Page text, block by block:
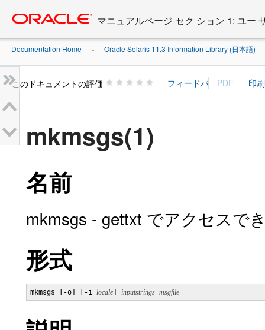
content
マニュアルページ セク ション 1: ユー
Documentation Home » Oracle Solaris 11.3 Information Library (日本語)
このドキュメントの評価
mkmsgs(1)
名前
mkmsgs - gettxt でアクセスで
形式
mkmsgs [-o] [-i locale inputstrings msgfile